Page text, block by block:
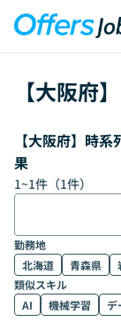
【大阪府】
【大阪府】時
果
1~1件（1件）
勤務地
北海道
青森県
類似スキル
AI
機械学習 デ